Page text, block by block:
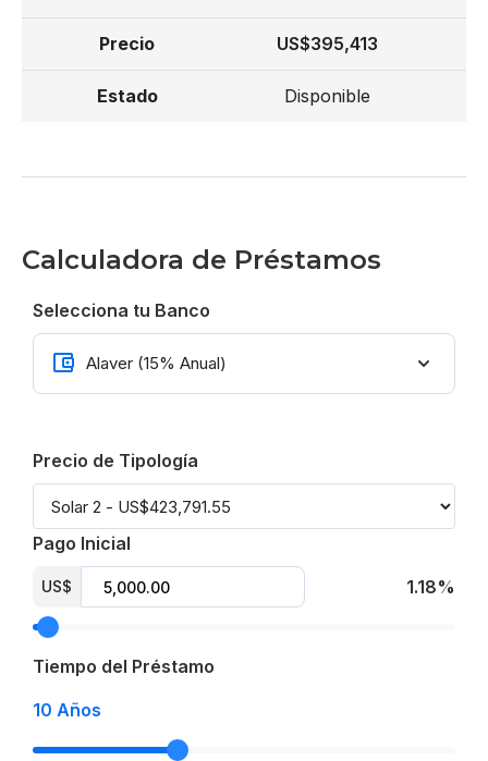
US$395,413
Disponible
Calculadora de Préstamos
Selecciona tu Banco
Precio de Tipología
Pago Inicial
US$ 1.18%
Tiempo del Préstamo
10 Años